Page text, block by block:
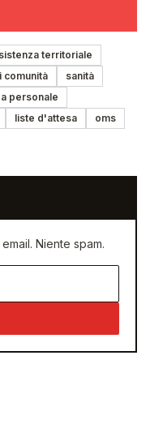
territoriale
comunità
sanità
personale
liste d'attesa
oms
Niente spam.